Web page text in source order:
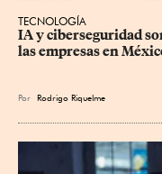
TECNOLOGÍA
IA y ciberseguridad
las empresas en
Por Rodrigo Riquelme